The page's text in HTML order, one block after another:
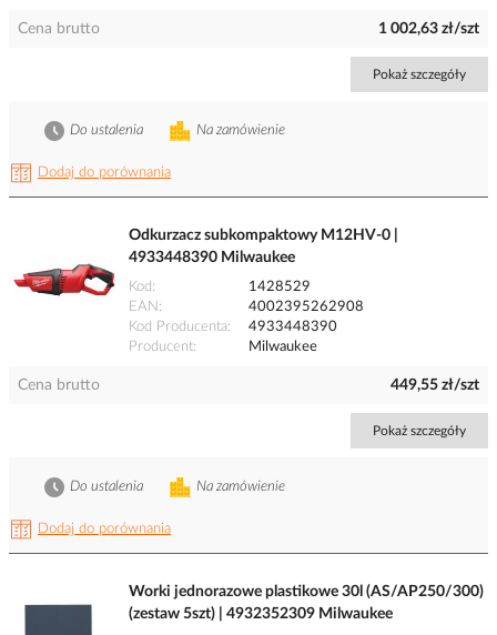
Cena brutto 1 002,63 zł/szt
Pokaż szczegóły
Dodaj do porównania
Na zamówienie
Do ustalenia
Odkurzacz subkompaktowy M12HV-0 |
4933448390 Milwaukee
Kod
1428529
EAN
4002395262908
Kod Producenta
4933448390
Producent
Milwaukee
Cena brutto 449,55 zł/szt
Pokaż szczegóły
Dodaj do porównania
Na zamówienie
Do ustalenia
Worki jednorazowe plastikowe 30l (AS/AP250/300)
(zestaw 5szt) | 4932352309 Milwaukee